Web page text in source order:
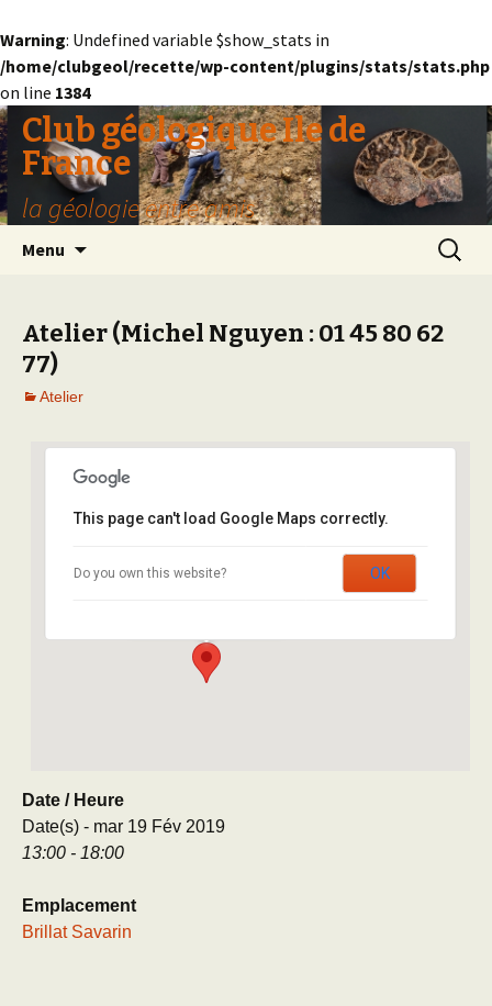
Warning: Undefined variable $show_stats in
/home/clubgeol/recette/wp-content/plugins/stats/stats.php
on line 1384
Club géologique Ile de
France
la géologie entre amis
Menu
Atelier (Michel Nguyen : 01 45 80 62
77)
Atelier
Brillat Savarin
This page can't load Google Maps correctly.
Do you own this website? OK
Date / Heure
Date(s) - mar 19 Fév 2019
13:00 - 18:00
Emplacement
Brillat Savarin